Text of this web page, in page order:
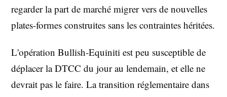
regarder la part de marché migrer vers de nouvelles
plates-formes construites sans les contraintes héritées.
L'opération Bullish-Equiniti est peu susceptible de
déplacer la DTCC du jour au lendemain, et elle ne
devrait pas le faire. La transition réglementaire dans